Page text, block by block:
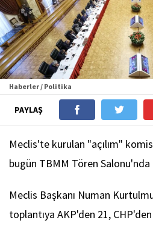
Haberler / Politika
PAYLAŞ
Meclis'te kurulan "açılım"
bugün TBMM Tören
Meclis Başkanı Numan
toplantıya AKP'den 21,